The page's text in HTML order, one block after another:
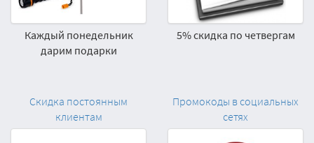
Каждый понедельник
дарим подарки
5% скидка по четвергам
Скидка постоянным
клиентам
Промокоды в социальных
сетях